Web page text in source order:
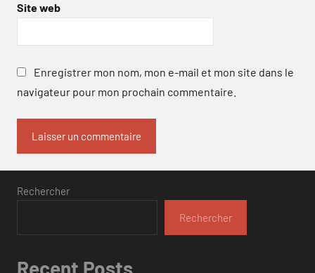
Site web
Enregistrer mon nom, mon e-mail et mon site dans le
navigateur pour mon prochain commentaire.
Rechercher
Rechercher
Recent Posts